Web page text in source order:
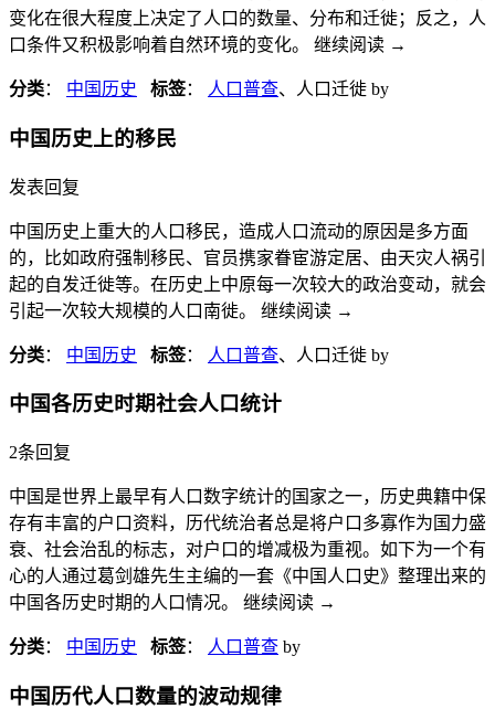
变化在很大程度上决定了人口的数量、分布和迁徙；反之，人
口条件又积极影响着自然环境的变化。 继续阅读 →
分类： 中国历史 标签： 人口普查、人口迁徙 by
中国历史上的移民
发表回复
中国历史上重大的人口移民，造成人口流动的原因是多方面
的，比如政府强制移民、官员携家眷宦游定居、由天灾人祸引
起的自发迁徙等。在历史上中原每一次较大的政治变动，就会
引起一次较大规模的人口南徙。 继续阅读 →
分类： 中国历史 标签： 人口普查、人口迁徙 by
中国各历史时期社会人口统计
2条回复
中国是世界上最早有人口数字统计的国家之一，历史典籍中保
存有丰富的户口资料，历代统治者总是将户口多寡作为国力盛
衰、社会治乱的标志，对户口的增减极为重视。如下为一个有
心的人通过葛剑雄先生主编的一套《中国人口史》整理出来的
中国各历史时期的人口情况。 继续阅读 →
分类： 中国历史 标签： 人口普查 by
中国历代人口数量的波动规律